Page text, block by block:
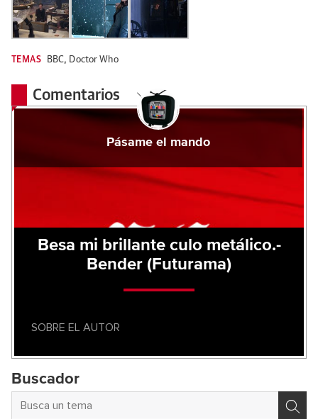
TEMAS BBC, Doctor Who
Comentarios
Pásame el mando
Besa mi brillante culo metálico.-
Bender (Futurama)
SOBRE EL AUTOR
Buscador